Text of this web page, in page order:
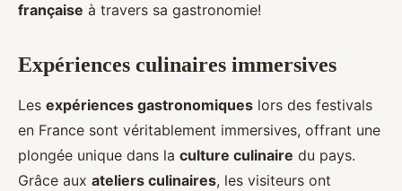
française à travers sa gastronomie!
Expériences culinaires immersives
Les expériences gastronomiques lors des festivals
en France sont véritablement immersives, offrant une
plongée unique dans la culture culinaire du pays.
Grâce aux ateliers culinaires, les visiteurs ont